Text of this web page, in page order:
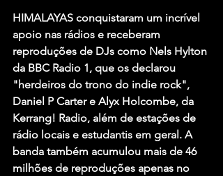
HIMALAYAS conquistaram um incrível
apoio nas rádios e receberam
reproduções de DJs como Nels Hylton
da BBC Radio 1, que os declarou
"herdeiros do trono do indie rock",
Daniel P Carter e Alyx Holcombe, da
Kerrang! Radio, além de estações de
rádio locais e estudantis em geral. A
banda também acumulou mais de 46
milhões de reproduções apenas no